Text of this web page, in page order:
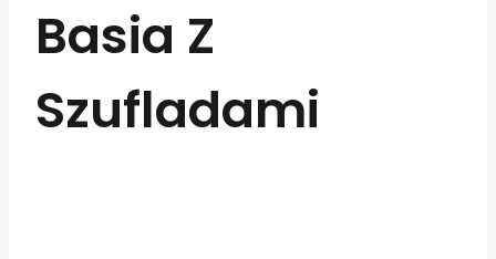
Basia Z
Szufladami